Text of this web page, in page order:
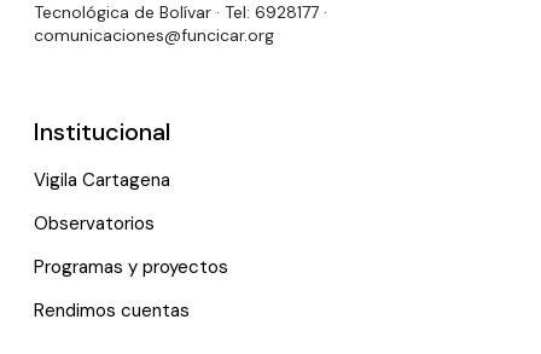
Tecnológica de Bolívar · Tel: 6928177 ·
comunicaciones@funcicar.org
Institucional
Vigila Cartagena
Observatorios
Programas y proyectos
Rendimos cuentas